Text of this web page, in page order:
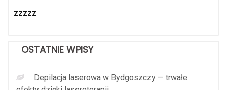
zzzzz
OSTATNIE WPISY
Depilacja laserowa w Bydgoszczy — trwałe